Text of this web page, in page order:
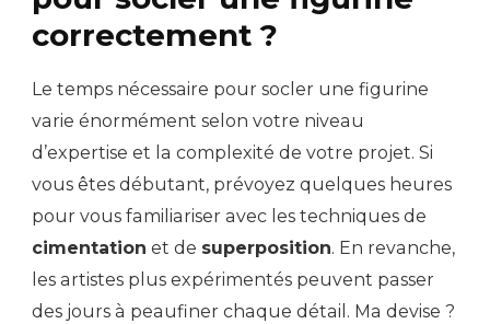
correctement ?
Le temps nécessaire pour socler une figurine
varie énormément selon votre niveau
d’expertise et la complexité de votre projet. Si
vous êtes débutant, prévoyez quelques heures
pour vous familiariser avec les techniques de
cimentation et de superposition. En revanche,
les artistes plus expérimentés peuvent passer
des jours à peaufiner chaque détail. Ma devise ?